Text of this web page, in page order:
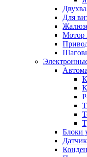
Для
Мотор
Блоки